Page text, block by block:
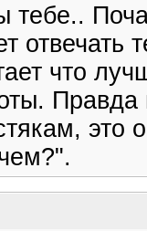
тебе..
отвечать
что
это